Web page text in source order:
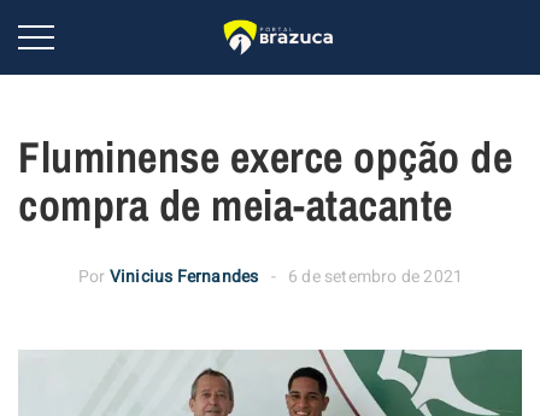
Fluminense exerce opção de
compra de meia-atacante
PorVinicius Fernandes 6 de setembro de 2021